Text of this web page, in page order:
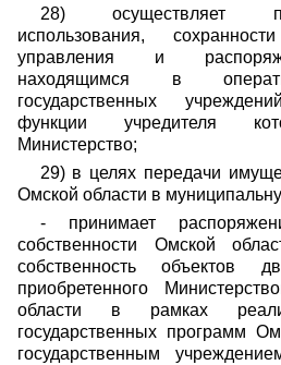
28) осуществляет
использования,
управления и
находящимся в
государственных
функции учредителя
Министерство;
29) в целях передачи
Омской области в
- принимает
собственности Омской
собственность объектов
приобретенного
области в рамках
государственных программ
государственным